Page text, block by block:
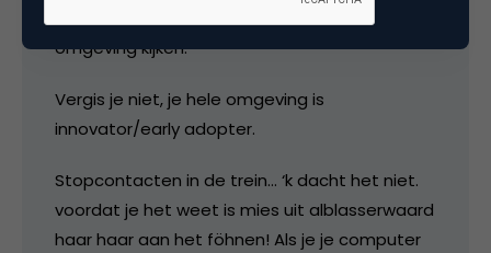
abo heeft is denken vanuit n=1, of alleen naar
omgeving kijken.
Vergis je niet, je hele omgeving is
innovator/early adopter.
Stopcontacten in de trein… ‘k dacht het niet.
voordat je het weet is mies uit alblasserwaard
haar haar aan het föhnen! Als je je computer